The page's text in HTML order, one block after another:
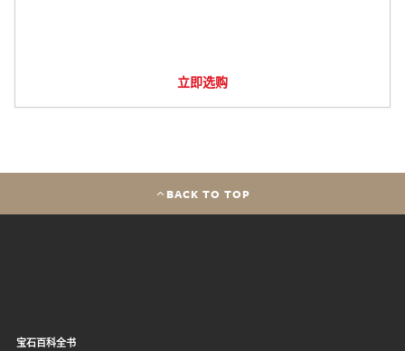
立即选购
BACK TO TOP
宝石百科全书